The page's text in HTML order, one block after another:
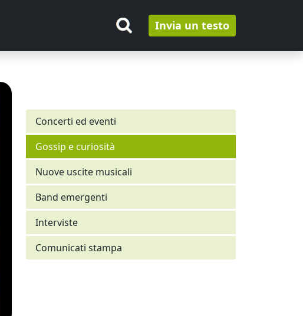
Invia un testo
Concerti ed eventi
Gossip e curiosità
Nuove uscite musicali
Band emergenti
Interviste
Comunicati stampa